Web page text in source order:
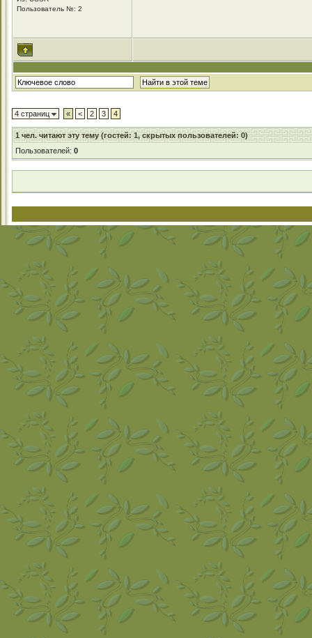
Пользователь №: 2
4 страниц « < 2 3 4
1чел. читают эту тему (гостей: 1, скрытых пользователей: 0)
Пользователей: 0